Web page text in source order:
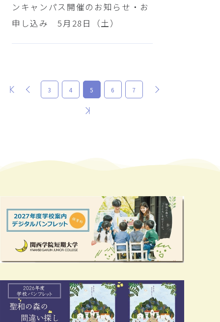
ンキャンパス開催のお知らせ・お
申し込み 5月28日（土）
最初 前 3 4 5 6 7
最後